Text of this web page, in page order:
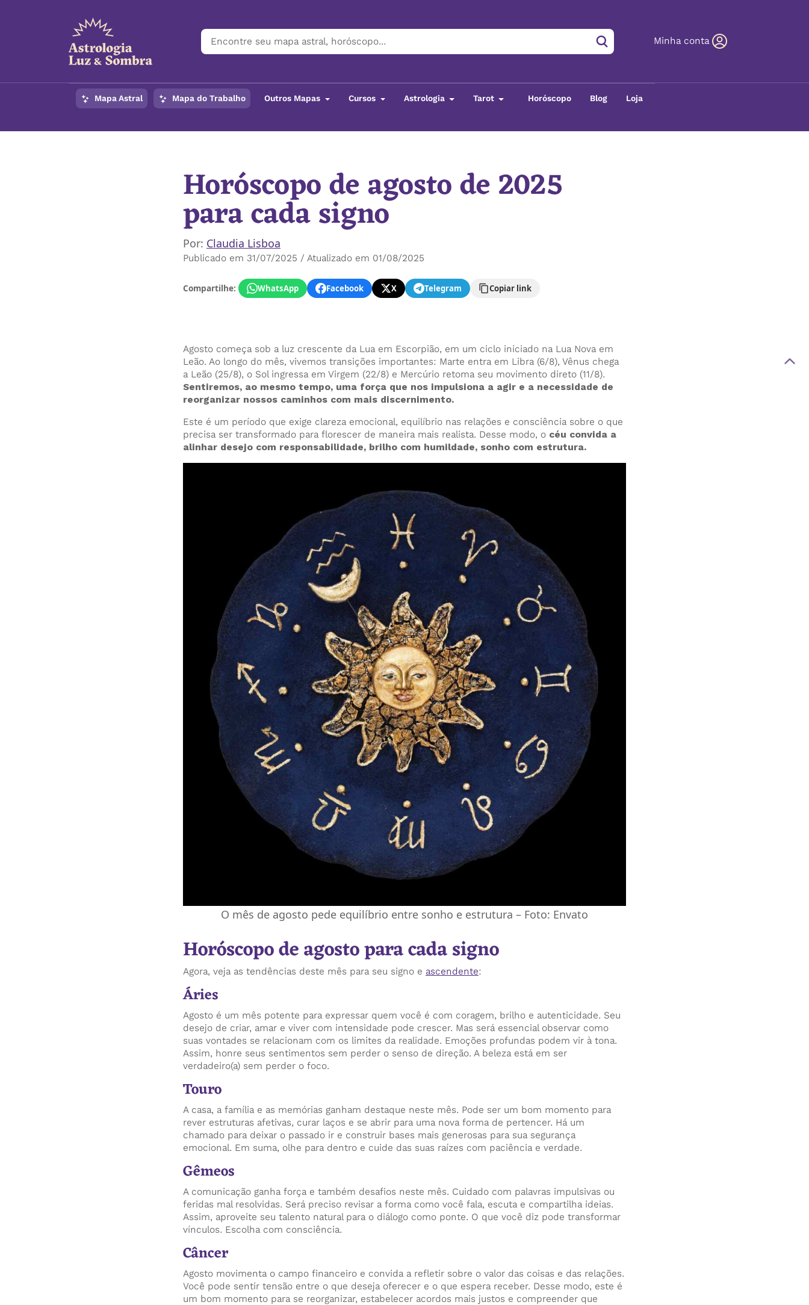
Minha conta
Mapa Astral Mapa do Trabalho Outros Mapas Cursos Astrologia Tarot Horóscopo Blog Loja
Horóscopo de agosto de 2025
para cada signo
Por: Claudia Lisboa
Publicado em 31/07/2025 / Atualizado em 01/08/2025
Compartilhe: WhatsApp Facebook X Telegram Copiar link
Agosto começa sob a luz crescente da Lua em Escorpião, em um ciclo iniciado na Lua Nova em
Leão. Ao longo do mês, vivemos transições importantes: Marte entra em Libra (6/8), Vênus chega
a Leão (25/8), o Sol ingressa em Virgem (22/8) e Mercúrio retoma seu movimento direto (11/8).
Sentiremos, ao mesmo tempo, uma força que nos impulsiona a agir e a necessidade de
reorganizar nossos caminhos com mais discernimento.
Este é um período que exige clareza emocional, equilíbrio nas relações e consciência sobre o que
precisa ser transformado para florescer de maneira mais realista. Desse modo, o céu convida a
alinhar desejo com responsabilidade, brilho com humildade, sonho com estrutura.
O mês de agosto pede equilíbrio entre sonho e estrutura – Foto: Envato
Horóscopo de agosto para cada signo
Agora, veja as tendências deste mês para seu signo e ascendente:
Áries
Agosto é um mês potente para expressar quem você é com coragem, brilho e autenticidade. Seu
desejo de criar, amar e viver com intensidade pode crescer. Mas será essencial observar como
suas vontades se relacionam com os limites da realidade. Emoções profundas podem vir à tona.
Assim, honre seus sentimentos sem perder o senso de direção. A beleza está em ser
verdadeiro(a) sem perder o foco.
Touro
A casa, a família e as memórias ganham destaque neste mês. Pode ser um bom momento para
rever estruturas afetivas, curar laços e se abrir para uma nova forma de pertencer. Há um
chamado para deixar o passado ir e construir bases mais generosas para sua segurança
emocional. Em suma, olhe para dentro e cuide das suas raízes com paciência e verdade.
Gêmeos
A comunicação ganha força e também desafios neste mês. Cuidado com palavras impulsivas ou
feridas mal resolvidas. Será preciso revisar a forma como você fala, escuta e compartilha ideias.
Assim, aproveite seu talento natural para o diálogo como ponte. O que você diz pode transformar
vínculos. Escolha com consciência.
Câncer
Agosto movimenta o campo financeiro e convida a refletir sobre o valor das coisas e das relações.
Você pode sentir tensão entre o que deseja oferecer e o que espera receber. Desse modo, este é
um bom momento para se reorganizar, estabelecer acordos mais justos e compreender que